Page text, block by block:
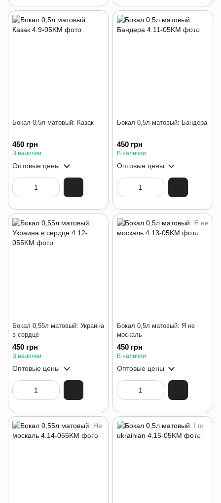
Бокал 0,5л матовый: Казак
450 грн
В наличии
Оптовые цены
Бокал 0,5л матовый: Бандера
450 грн
В наличии
Оптовые цены
Бокал 0,55л матовый: Украина
в сердце
450 грн
В наличии
Оптовые цены
Бокал 0,5л матовый: Я не
москаль
450 грн
В наличии
Оптовые цены